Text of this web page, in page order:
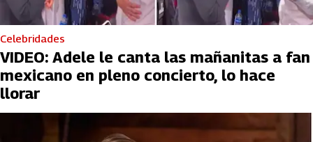
Celebridades
VIDEO: Adele le canta las mañanitas a fan
mexicano en pleno concierto, lo hace
llorar